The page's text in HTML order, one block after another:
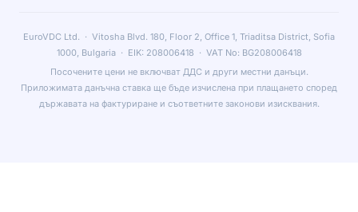
EuroVDC Ltd. · Vitosha Blvd. 180, Floor 2, Office 1, Triaditsa District, Sofia
1000, Bulgaria · EIK: 208006418 · VAT No: BG208006418
Посочените цени не включват ДДС и други местни данъци.
Приложимата данъчна ставка ще бъде изчислена при плащането според
държавата на фактуриране и съответните законови изисквания.